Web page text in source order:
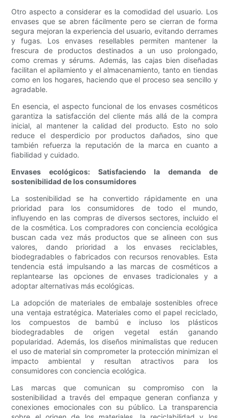
Otro aspecto a considerar es la comodidad del usuario. Los
envases que se abren fácilmente pero se cierran de forma
segura mejoran la experiencia del usuario, evitando derrames
y fugas. Los envases resellables permiten mantener la
frescura de productos destinados a un uso prolongado,
como cremas y sérums. Además, las cajas bien diseñadas
facilitan el apilamiento y el almacenamiento, tanto en tiendas
como en los hogares, haciendo que el proceso sea sencillo y
agradable.
En esencia, el aspecto funcional de los envases cosméticos
garantiza la satisfacción del cliente más allá de la compra
inicial, al mantener la calidad del producto. Esto no solo
reduce el desperdicio por productos dañados, sino que
también refuerza la reputación de la marca en cuanto a
fiabilidad y cuidado.
Envases ecológicos: Satisfaciendo la demanda de
sostenibilidad de los consumidores
La sostenibilidad se ha convertido rápidamente en una
prioridad para los consumidores de todo el mundo,
influyendo en las compras de diversos sectores, incluido el
de la cosmética. Los compradores con conciencia ecológica
buscan cada vez más productos que se alineen con sus
valores, dando prioridad a los envases reciclables,
biodegradables o fabricados con recursos renovables. Esta
tendencia está impulsando a las marcas de cosméticos a
replantearse las opciones de envases tradicionales y a
adoptar alternativas más ecológicas.
La adopción de materiales de embalaje sostenibles ofrece
una ventaja estratégica. Materiales como el papel reciclado,
los compuestos de bambú e incluso los plásticos
biodegradables de origen vegetal están ganando
popularidad. Además, los diseños minimalistas que reducen
el uso de material sin comprometer la protección minimizan el
impacto ambiental y resultan atractivos para los
consumidores con conciencia ecológica.
Las marcas que comunican su compromiso con la
sostenibilidad a través del empaque generan confianza y
conexiones emocionales con su público. La transparencia